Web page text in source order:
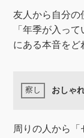
友人から自分の
「年季が入っ
にある本音をど
おしゃ
周りの人から